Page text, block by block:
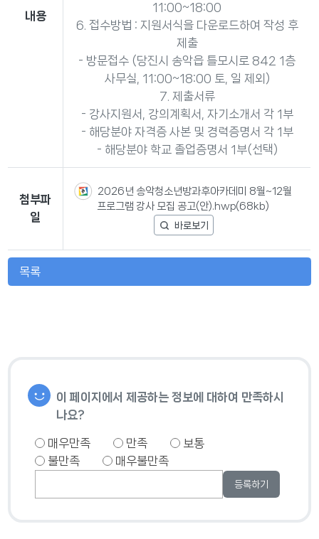
내용
11:00~18:00
6. 접수방법 : 지원서식을 다운로드하여 작성 후
제출
- 방문접수 (당진시 송악읍 틀모시로 842 1층
사무실, 11:00~18:00 토, 일 제외)
7. 제출서류
- 강사지원서, 강의계획서, 자기소개서 각 1부
- 해당분야 자격증 사본 및 경력증명서 각 1부
- 해당분야 학교 졸업증명서 1부(선택)
첨부파
일
2026년 송악청소년방과후아카데미 8월~12월
프로그램 강사 모집 공고(안).hwp(68kb)
목록
이 페이지에서 제공하는 정보에 대하여 만족하시
나요?
매우만족 만족
보통
불만족
매우불만족